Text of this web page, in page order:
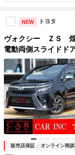
NEW トヨタ
ヴォクシー ＺＳ
電動両側スライド
オートクルーズコン
グ Ｂｌｕｅｔｏｏ
販売店保証 オンライン商